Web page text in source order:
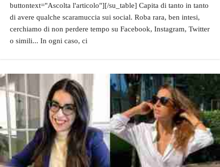
buttontext="Ascolta l'articolo"][/su_table] Capita di tanto in tanto
di avere qualche scaramuccia sui social. Roba rara, ben intesi,
cerchiamo di non perdere tempo su Facebook, Instagram, Twitter
o simili... In ogni caso, ci